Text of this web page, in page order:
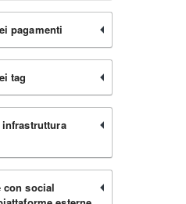
pagamenti
tag
con social